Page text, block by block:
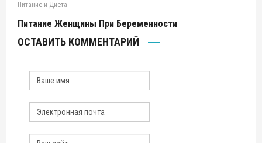
Питание и Диета
Питание Женщины При Беременности
ОСТАВИТЬ КОММЕНТАРИЙ